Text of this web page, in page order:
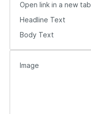
Open link in a new tab
Headline Text
Body Text
Image